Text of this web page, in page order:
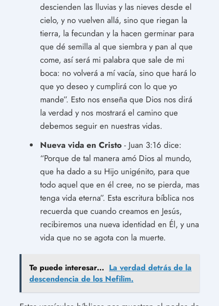
descienden las lluvias y las nieves desde el
cielo, y no vuelven allá, sino que riegan la
tierra, la fecundan y la hacen germinar para
que dé semilla al que siembra y pan al que
come, así será mi palabra que sale de mi
boca: no volverá a mí vacía, sino que hará lo
que yo deseo y cumplirá con lo que yo
mande”. Esto nos enseña que Dios nos dirá
la verdad y nos mostrará el camino que
debemos seguir en nuestras vidas.
Nueva vida en Cristo - Juan 3:16 dice:
“Porque de tal manera amó Dios al mundo,
que ha dado a su Hijo unigénito, para que
todo aquel que en él cree, no se pierda, mas
tenga vida eterna”. Esta escritura bíblica nos
recuerda que cuando creamos en Jesús,
recibiremos una nueva identidad en Él, y una
vida que no se agota con la muerte.
Te puede interesar... La verdad detrás de la
descendencia de los Nefilim.